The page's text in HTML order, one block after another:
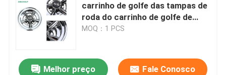
carrinho de golfe das tampas de
roda do carrinho de golfe de
Chrome do raio
MOQ：1 PCS
Melhor preço Fale Conosco